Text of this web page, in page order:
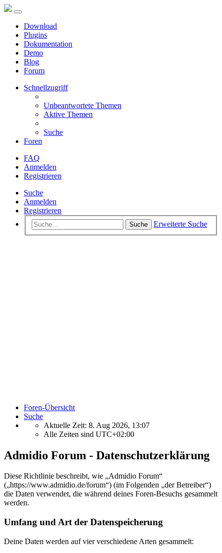
Download
Plugins
Dokumentation
Demo
Blog
Forum
Schnellzugriff
Unbeantwortete Themen
Aktive Themen
Suche
Foren
FAQ
Anmelden
Registrieren
Suche
Anmelden
Registrieren
Suche Erweiterte Suche
Foren-Übersicht
Suche
Aktuelle Zeit: 8. Aug 2026, 13:07
Alle Zeiten sind UTC+02:00
Admidio Forum - Datenschutzerklärung
Diese Richtlinie beschreibt, wie „Admidio Forum“
(„https://www.admidio.de/forum“) (im Folgenden „der Betreiber“)
die Daten verwendet, die während deines Foren-Besuchs gesammelt
werden.
Umfang und Art der Datenspeicherung
Deine Daten werden auf vier verschiedene Arten gesammelt: